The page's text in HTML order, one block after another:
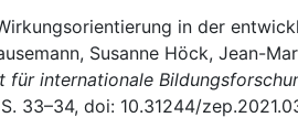
in der
Susanne Höck, Jean-
für internationale
33–34, doi: 10.31244/